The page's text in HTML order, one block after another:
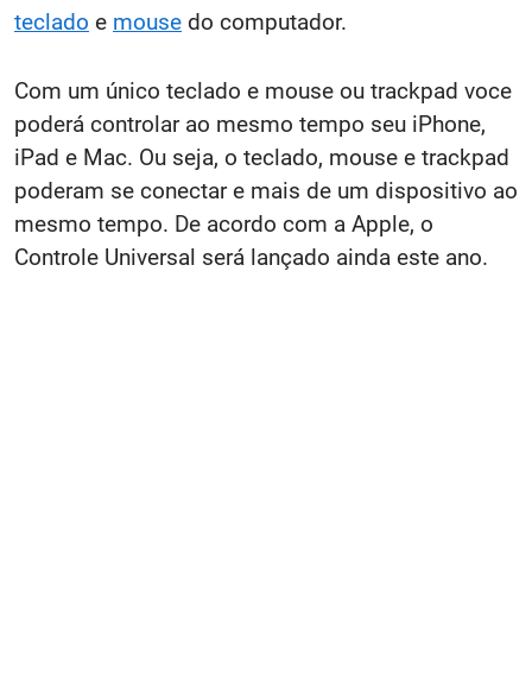
teclado e mouse do computador.
Com um único teclado e mouse ou trackpad voce
poderá controlar ao mesmo tempo seu iPhone,
iPad e Mac. Ou seja, o teclado, mouse e trackpad
poderam se conectar e mais de um dispositivo ao
mesmo tempo. De acordo com a Apple, o
Controle Universal será lançado ainda este ano.